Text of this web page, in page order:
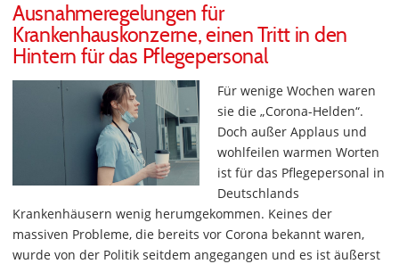
Ausnahmeregelungen für
Krankenhauskonzerne, einen Tritt in den
Hintern für das Pflegepersonal
Für wenige Wochen waren
sie die „Corona-Helden“.
Doch außer Applaus und
wohlfeilen warmen Worten
ist für das Pflegepersonal in
Deutschlands
Krankenhäusern wenig herumgekommen. Keines der
massiven Probleme, die bereits vor Corona bekannt waren,
wurde von der Politik seitdem angegangen und es ist äußerst